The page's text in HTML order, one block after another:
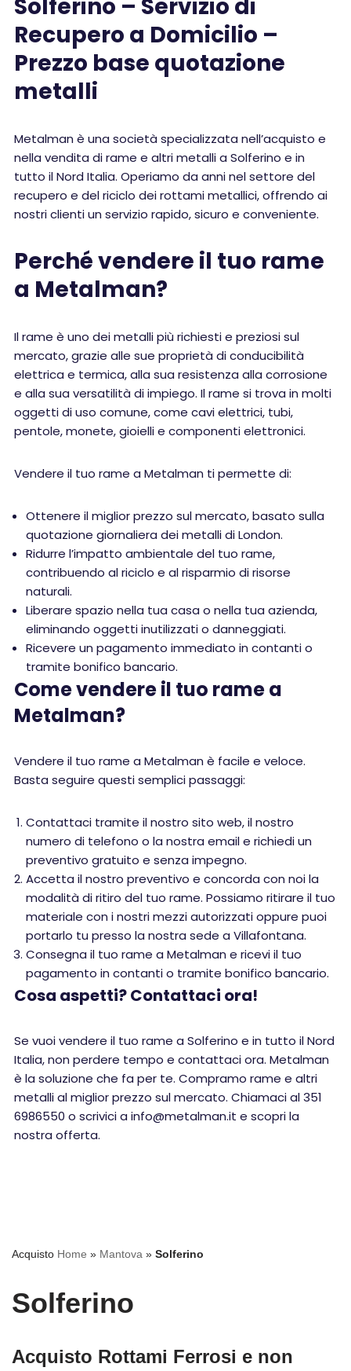
Solferino – Servizio di
Recupero a Domicilio –
Prezzo base quotazione
metalli
Metalman è una società specializzata nell’acquisto e
nella vendita di rame e altri metalli a Solferino e in
tutto il Nord Italia. Operiamo da anni nel settore del
recupero e del riciclo dei rottami metallici, offrendo ai
nostri clienti un servizio rapido, sicuro e conveniente.
Perché vendere il tuo rame
a Metalman?
Il rame è uno dei metalli più richiesti e preziosi sul
mercato, grazie alle sue proprietà di conducibilità
elettrica e termica, alla sua resistenza alla corrosione
e alla sua versatilità di impiego. Il rame si trova in molti
oggetti di uso comune, come cavi elettrici, tubi,
pentole, monete, gioielli e componenti elettronici.
Vendere il tuo rame a Metalman ti permette di:
Ottenere il miglior prezzo sul mercato, basato sulla
quotazione giornaliera dei metalli di London.
Ridurre l’impatto ambientale del tuo rame,
contribuendo al riciclo e al risparmio di risorse
naturali.
Liberare spazio nella tua casa o nella tua azienda,
eliminando oggetti inutilizzati o danneggiati.
Ricevere un pagamento immediato in contanti o
tramite bonifico bancario.
Come vendere il tuo rame a
Metalman?
Vendere il tuo rame a Metalman è facile e veloce.
Basta seguire questi semplici passaggi:
Contattaci tramite il nostro sito web, il nostro
numero di telefono o la nostra email e richiedi un
preventivo gratuito e senza impegno.
Accetta il nostro preventivo e concorda con noi la
modalità di ritiro del tuo rame. Possiamo ritirare il tuo
materiale con i nostri mezzi autorizzati oppure puoi
portarlo tu presso la nostra sede a Villafontana.
Consegna il tuo rame a Metalman e ricevi il tuo
pagamento in contanti o tramite bonifico bancario.
Cosa aspetti? Contattaci ora!
Se vuoi vendere il tuo rame a Solferino e in tutto il Nord
Italia, non perdere tempo e contattaci ora. Metalman
è la soluzione che fa per te. Compramo rame e altri
metalli al miglior prezzo sul mercato. Chiamaci al 351
6986550 o scrivici a info@metalman.it e scopri la
nostra offerta.
Acquisto Home » Mantova » Solferino
Solferino
Acquisto Rottami Ferrosi e non